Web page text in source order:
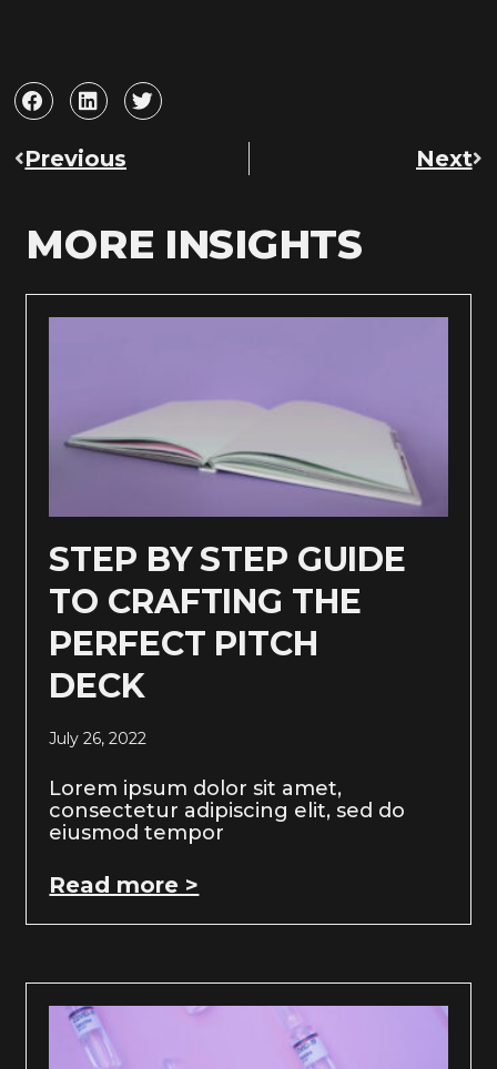
Previous Next
MORE INSIGHTS
STEP BY STEP GUIDE
TO CRAFTING THE
PERFECT PITCH
DECK
July 26, 2022
Lorem ipsum dolor sit amet,
consectetur adipiscing elit, sed do
eiusmod tempor
Read more >